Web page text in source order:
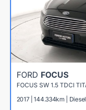
FORD FOCUS
FOCUS SW 1.5 TDCI
2017 | 144.334km |